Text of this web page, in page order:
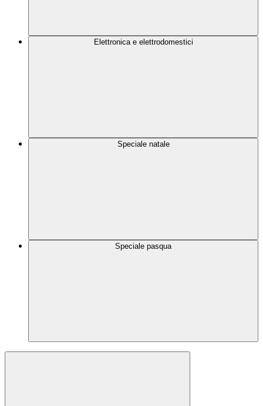
Elettronica e elettrodomestici
Speciale natale
Speciale pasqua